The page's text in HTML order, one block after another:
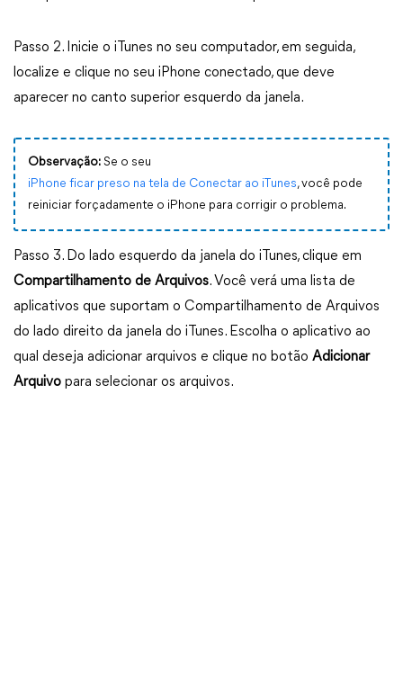
Passo 2. Inicie o iTunes no seu computador, em seguida,
localize e clique no seu iPhone conectado, que deve
aparecer no canto superior esquerdo da janela.
Observação: Se o seu
iPhone ficar preso na tela de Conectar ao iTunes, você pode
reiniciar forçadamente o iPhone para corrigir o problema.
Passo 3. Do lado esquerdo da janela do iTunes, clique em
Compartilhamento de Arquivos. Você verá uma lista de
aplicativos que suportam o Compartilhamento de Arquivos
do lado direito da janela do iTunes. Escolha o aplicativo ao
qual deseja adicionar arquivos e clique no botão Adicionar
Arquivo para selecionar os arquivos.